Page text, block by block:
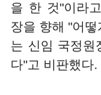
을 한 것"이라
장을 향해 "어
는 신임 국정원
다"고 비판했다.